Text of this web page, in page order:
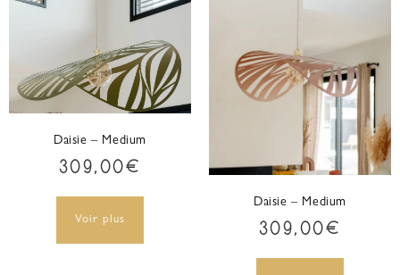
Daisie – Medium
309,00€
Voir plus
Daisie – Medium
309,00€